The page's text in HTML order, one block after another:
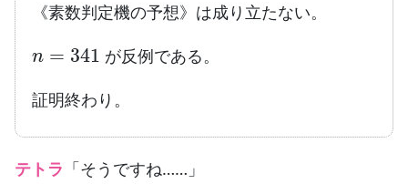
《素数判定機の予想》は成り立たない。
341
が反例である。
証明終わり。
テトラ 「そうですね……」